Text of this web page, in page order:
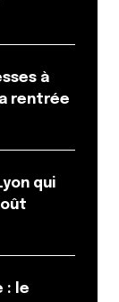
à
rentrée
qui
: le